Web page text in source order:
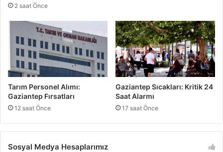
U
y
ı
:
H
a
ı
l
2 saat Önce
Tarım Personel Alımı:
Gaziantep Fırsatları
12 saat Önce
Gaziantep Sıcakları: Kritik 24
Saat Alarmı
17 saat Önce
Sosyal Medya Hesaplarımız